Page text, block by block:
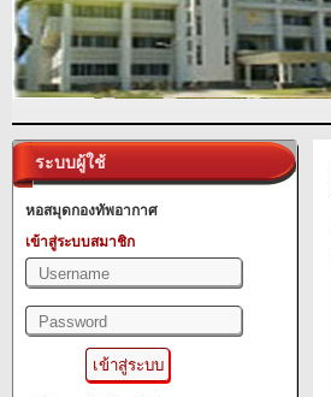
ระบบผู้ใช้
หอสมุดกองทัพอากาศ
เข้าสู่ระบบสมาชิก